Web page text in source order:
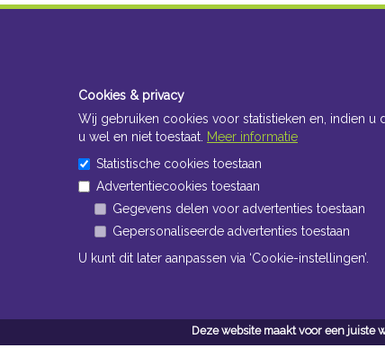
Deze website maakt voor een juiste
Cookies & privacy
Wij gebruiken cookies voor statistieken en, indien u
u wel en niet toestaat. Meer informatie
Statistische cookies toestaan
Advertentiecookies toestaan
Gegevens delen voor advertenties toestaan
Gepersonaliseerde advertenties toestaan
U kunt dit later aanpassen via ‘Cookie-instellingen’.